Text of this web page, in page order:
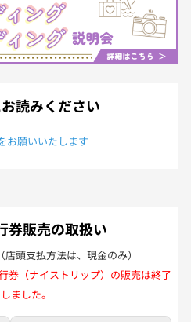
読みください
お願いいたします
券販売の取扱い
（店頭支払方法は、現金のみ）
券（ナイストリップ）の販売は終了
ました。